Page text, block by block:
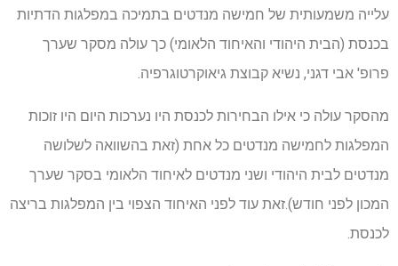
עלייה משמעותית של חמישה מנדטים בתמיכה במפלגות הדתיות
בכנסת (הבית היהודי והאיחוד הלאומי) כך עולה מסקר שערך
פרופ' אבי דגני, נשיא קבוצת גיאוקרטוגרפיה.
מהסקר עולה כי אילו הבחירות לכנסת היו נערכות היום היו זוכות
המפלגות לחמישה מנדטים כל אחת (זאת בהשוואה לשלושה
מנדטים לבית היהודי ושני מנדטים לאיחוד הלאומי בסקר שערך
המכון לפני חודש).זאת עוד לפני האיחוד הצפוי בין המפלגות בריצה
לכנסת.